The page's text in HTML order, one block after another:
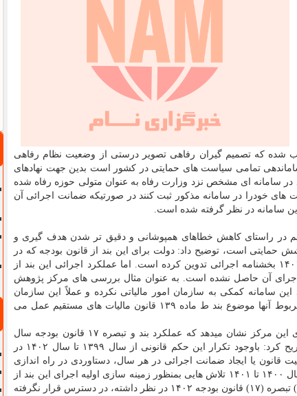
شده که تصمیم گیران رفاهی تصویر درستی از وضعیت نظام رفاهی
(۱۷) قانون بودجه سال ۱۴۰۲ تلاشی برای ساماندهی تمامی سیاست های حمایتی در کشور است بدین جهت نهادهای
در سامانه ای مشخص نزد وزارت رفاه به عنوان متولی حوزه رفاه شده
های خودرا در سامانه مذکور ثبت کنند در صورتیکه ضمانت اجرائی آن
سامانه در نظر گرفته شده است.
در راستای کاهش خطاهای همپوشانی و دقیق تر شدن هدف گیری و
است، توضیح داد: دولت برای این بند از قانون بودجه که در
قوانین بودجه سالهای ۱۴۰۱ و ۱۴۰۰ نیز تکرار شده در تاریخ ۲۲ خرداد ۱۴۰۱ بخشنامه اجرائی تدوین کرده است. اما عملکرد اجرائی این بند از
چندانی در اجرای آن حاصل نشده است. به عنوان مثال بررسی های مرکز پژوهش
بودجه ۱۴۰۲ نشان میدهد که وجود این سامانه کمکی به سازمان امور مالیاتی نکرده و عملاً این سازمان
برمبنای رویه قبلی درباب مؤسسات خیریه و مردم نهاد و معافیت های مربوط آنها موضوع بند ط ماده ۱۳۹ قانون مالیات های مستقیم عمل می
رئیس مرکز پژوهش های مجلس با اعلان اینکه پیگیری و نامه نگاری های این مرکز نشان میدهد که عملکرد بند و تبصره ۱۷ قانون بودجه سال
۱۴۰۱ برای تجمیع اطلاعات نهادهای حمایتی مورد انتظار نبوده است، تصریح کرد: باوجود تکرار این حکم قانونی از سال ۱۳۹۹ تا سال ۱۴۰۲ در
قانون یا ایجاد ضمانت اجرائی در هر سال، دستاوردی در راه اندازی
سامانه مذکور برای تجمیع اطلاعات حمایتی ایجاد نشده است. هرچند از سال ۱۴۰۰ تا ۱۴۰۱ تلاش هایی بمنظور زمینه سازی اولیه اجرای این بند از
قانون بودجه انجام شده اما همچنان هیچ سامانه ای برای اهدافی که بند (ح) تبصره (۱۷) قانون بودجه ۱۴۰۲ در نظر داشته، در دسترس قرار نگرفته